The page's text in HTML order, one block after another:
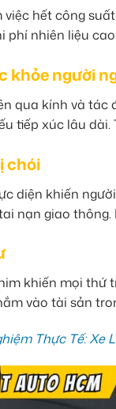
hết công
phí nhiên liệu
khỏe người
qua kính và tác
tiếp xúc lâu
chói
diện khiến
nạn giao
khiến mọi thứ
vào tài sản
Thực Tế: Xe